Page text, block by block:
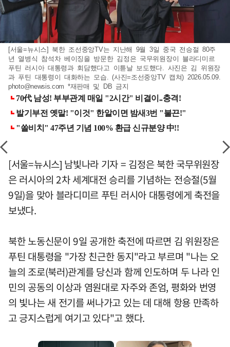
[서울=뉴시스] 북한 조선중앙TV는 지난해 9월 3일 중국 전승절 80주
년 열병식 참석차 베이징을 방문한 김정은 국무위원장이 블라디미르
푸틴 러시아 대통령과 회담했다고 이튿날 보도했다. 사진은 김 위원장
과 푸틴 대통령이 대화하는 모습. (사진=조선중앙TV 캡쳐) 2026.05.09.
photo@newsis.com *재판매 및 DB 금지
[서울=뉴시스] 남빛나라 기자 = 김정은 북한 국무위원장
은 러시아의 2차 세계대전 승리를 기념하는 전승절(5월
9일)을 맞아 블라디미르 푸틴 러시아 대통령에게 축전을
보냈다.
북한 노동신문이 9일 공개한 축전에 따르면 김 위원장은
푸틴 대통령을 "가장 친근한 동지"라고 부르며 "나는 오
늘의 조로(북러)관계를 당신과 함께 인도하며 두 나라 인
민의 공동의 이상과 염원대로 자주와 존엄, 평화와 번영
의 빛나는 새 전기를 써나가고 있는 데 대해 항용 만족하
고 긍지스럽게 여기고 있다"고 했다.